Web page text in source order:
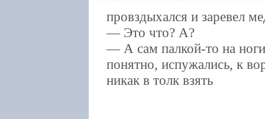
провздыхался и заревел
— Это что? А?
— А сам палкой-то на
понятно, испужались, к
никак в толк взять